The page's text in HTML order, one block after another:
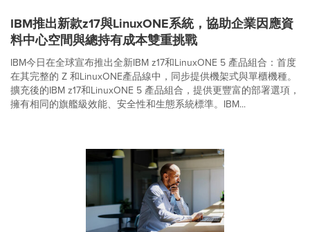
IBM推出新款z17與LinuxONE系統，協助企業因應資
料中心空間與總持有成本雙重挑戰
IBM今日在全球宣布推出全新IBM z17和LinuxONE 5 產品組合：首度
在其完整的 Z 和LinuxONE產品線中，同步提供機架式與單櫃機種。
擴充後的IBM z17和LinuxONE 5 產品組合，提供更豐富的部署選項，
擁有相同的旗艦級效能、安全性和生態系統標準。IBM...